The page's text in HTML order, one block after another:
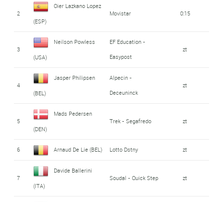
2
Oier Lazkano Lopez
(ESP)
Movistar 0:15
3
Neilson Powless
(USA)
EF Education -
Easypost
zt
4
Jasper Philipsen
(BEL)
Alpecin -
Deceuninck
zt
5
Mads Pedersen
(DEN)
Trek - Segafredo zt
6 Arnaud De Lie (BEL) Lotto Dstny zt
7
Davide Ballerini
(ITA)
Soudal - Quick Step zt